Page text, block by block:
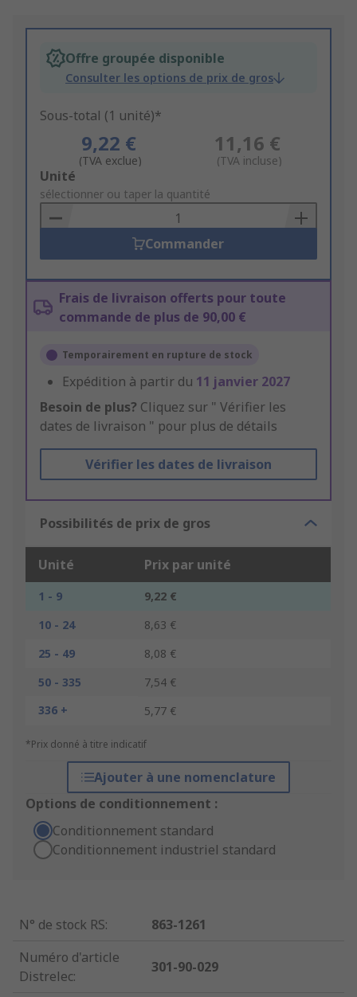
Offre groupée disponible
Consulter les options de prix de gros
Sous-total (1 unité)*
9,22 €
(TVA exclue)
11,16 €
(TVA incluse)
Add
to
Basket
Unité
sélectionner ou taper la quantité
Commander
Frais de livraison offerts pour toute
commande de plus de 90,00 €
Temporairement en rupture de stock
Expédition à partir du 11 janvier 2027
Besoin de plus? Cliquez sur " Vérifier les
dates de livraison " pour plus de détails
Vérifier les dates de livraison
Possibilités de prix de gros
Unité Prix par unité
1 - 9
9,22 €
10 - 24
8,63 €
25 - 49
8,08 €
50 - 335
7,54 €
336 +
5,77 €
*Prix donné à titre indicatif
Ajouter à une nomenclature
Options de conditionnement :
Conditionnement standard
Conditionnement industriel standard
N° de stock RS:
863-1261
Numéro d'article
Distrelec:
301-90-029